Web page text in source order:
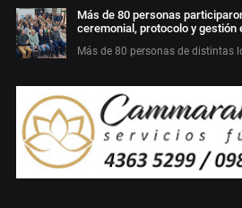
Más de 80 personas
ceremonial, protocolo y gestión
Más de 80 personas de distintas